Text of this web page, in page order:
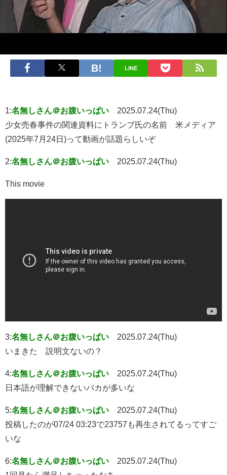
LINE
1:名無しさん＠お腹いっぱい
2025.07.24(Thu)
少女売春事件の関連資料にトランプ氏の名前 米メディア
(2025年7月24日)って動画が話題らしいぞ
2:名無しさん＠お腹いっぱい 2025.07.24(Thu)
This movie
3:名無しさん＠お腹いっぱい
2025.07.24(Thu)
いまきた 説明文ないの？
4:名無しさん＠お腹いっぱい
2025.07.24(Thu)
日本語が理解できないバカが多いな
5:名無しさん＠お腹いっぱい
2025.07.24(Thu)
投稿したのが07/24 03:23で23757も再生されてるってすご
いな
6:名無しさん＠お腹いっぱい
2025.07.24(Thu)